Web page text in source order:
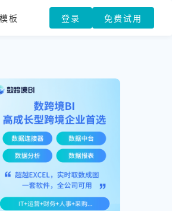
板 登录 免费试用